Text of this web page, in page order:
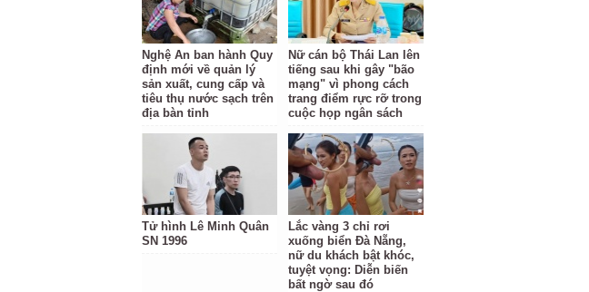
Nghệ An ban hành Quy
định mới về quản lý
sản xuất, cung cấp và
tiêu thụ nước sạch trên
địa bàn tỉnh
Nữ cán bộ Thái Lan lên
tiếng sau khi gây "bão
mạng" vì phong cách
trang điểm rực rỡ trong
cuộc họp ngân sách
Tử hình Lê Minh Quân
SN 1996
Lắc vàng 3 chỉ rơi
xuống biển Đà Nẵng,
nữ du khách bật khóc,
tuyệt vọng: Diễn biến
bất ngờ sau đó